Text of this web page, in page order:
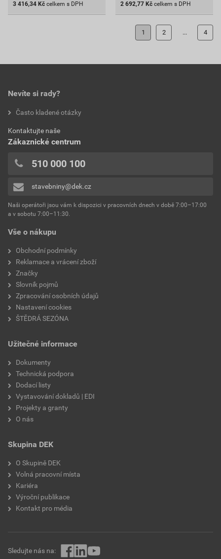
3 416,34 Kč celkem s DPH 2 692,77 Kč celkem s DPH
1 2 ... 4
Vše o nákupu
Obchodní podmínky
Reklamace a vrácení zboží
Značky
Slovník pojmů
Zpracování osobních údajů
Nastavení cookies
ŠTĚDRÁ SEZÓNA
Užitečné informace
Dokumenty
Technická podpora
Dodací listy
Vystavování dokladů | EDI
Projekty a granty
O nás
Skupina DEK
O Skupině DEK
Volná pracovní místa
Kariéra
Výroční publikace
Kontakt pro média
Nevíte si rady?
Často kladené otázky
Kontaktujte naše
Zákaznické centrum
510 000 100
stavebniny@dek.cz
Naši operátoři jsou vám k dispozici v pracovních dnech v době 7:00–17:00
a v sobotu 7:00–11:30.
Sledujte nás na: